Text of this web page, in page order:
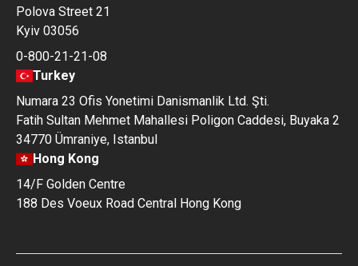
Polova Street 21
Kyiv 03056
0-800-21-21-08
Turkey
Numara 23 Ofis Yonetimi Danismanlik Ltd. Şti.
Fatih Sultan Mehmet Mahallesi Poligon Caddesi, Buyaka 2
34770 Ümraniye, Istanbul
Hong Kong
14/F Golden Centre
188 Des Voeux Road Central Hong Kong